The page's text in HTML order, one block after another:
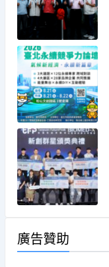
廣告贊助